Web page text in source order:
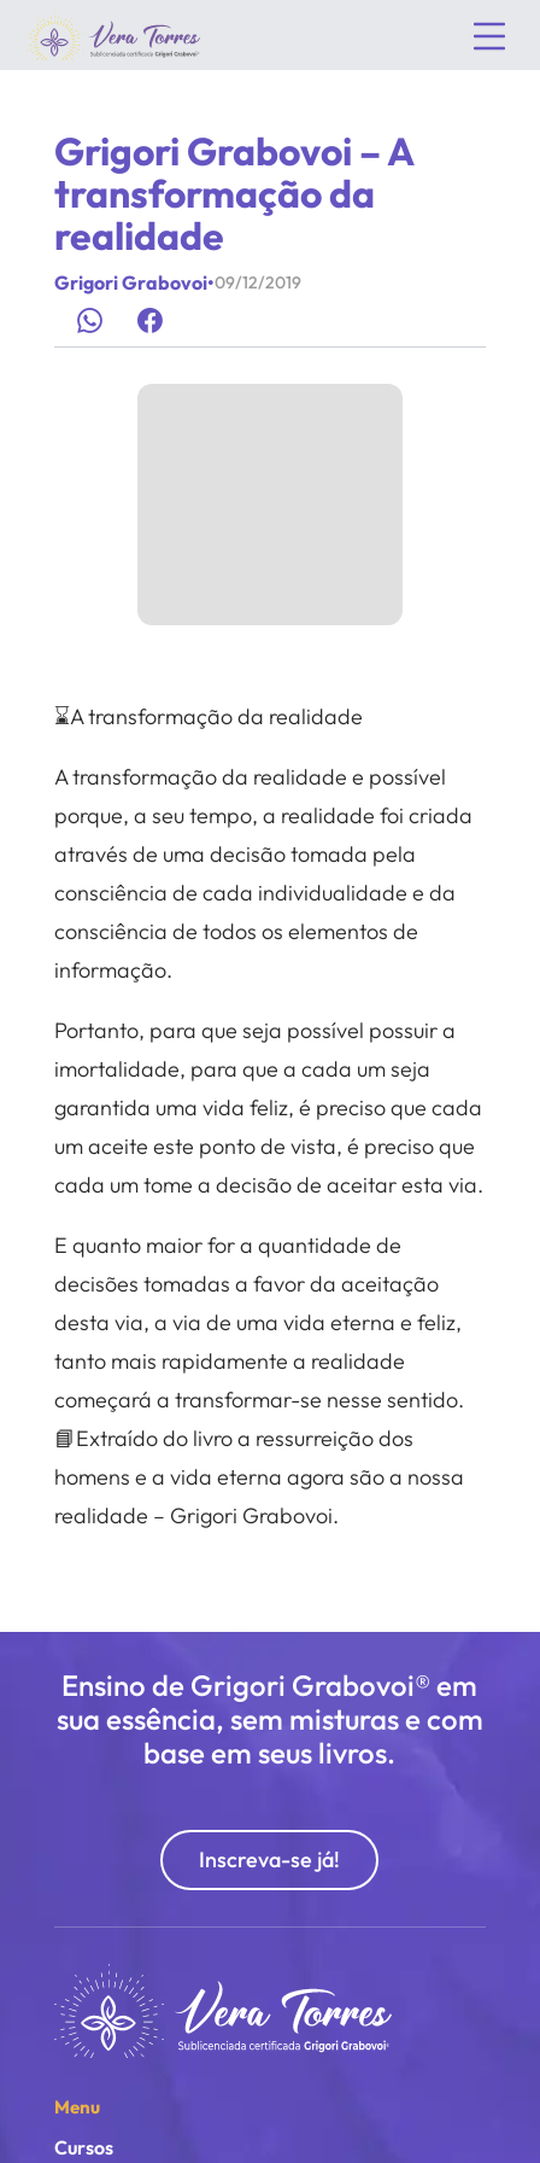
Grigori Grabovoi – A
transformação da
realidade
Grigori Grabovoi•09/12/2019
⌛A transformação da realidade
A transformação da realidade e possível
porque, a seu tempo, a realidade foi criada
através de uma decisão tomada pela
consciência de cada individualidade e da
consciência de todos os elementos de
informação.
Portanto, para que seja possível possuir a
imortalidade, para que a cada um seja
garantida uma vida feliz, é preciso que cada
um aceite este ponto de vista, é preciso que
cada um tome a decisão de aceitar esta via.
E quanto maior for a quantidade de
decisões tomadas a favor da aceitação
desta via, a via de uma vida eterna e feliz,
tanto mais rapidamente a realidade
começará a transformar-se nesse sentido.
📘Extraído do livro a ressurreição dos
homens e a vida eterna agora são a nossa
realidade – Grigori Grabovoi.
Ensino de Grigori Grabovoi® em
sua essência, sem misturas e com
base em seus livros.
Inscreva-se já!
Menu
Cursos